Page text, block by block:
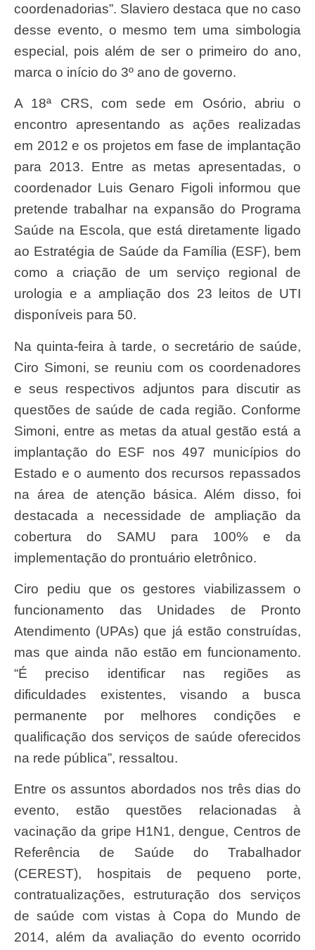
coordenadorias”. Slaviero destaca que no caso
desse evento, o mesmo tem uma simbologia
especial, pois além de ser o primeiro do ano,
marca o início do 3º ano de governo.
A 18ª CRS, com sede em Osório, abriu o
encontro apresentando as ações realizadas
em 2012 e os projetos em fase de implantação
para 2013. Entre as metas apresentadas, o
coordenador Luis Genaro Figoli informou que
pretende trabalhar na expansão do Programa
Saúde na Escola, que está diretamente ligado
ao Estratégia de Saúde da Família (ESF), bem
como a criação de um serviço regional de
urologia e a ampliação dos 23 leitos de UTI
disponíveis para 50.
Na quinta-feira à tarde, o secretário de saúde,
Ciro Simoni, se reuniu com os coordenadores
e seus respectivos adjuntos para discutir as
questões de saúde de cada região. Conforme
Simoni, entre as metas da atual gestão está a
implantação do ESF nos 497 municípios do
Estado e o aumento dos recursos repassados
na área de atenção básica. Além disso, foi
destacada a necessidade de ampliação da
cobertura do SAMU para 100% e da
implementação do prontuário eletrônico.
Ciro pediu que os gestores viabilizassem o
funcionamento das Unidades de Pronto
Atendimento (UPAs) que já estão construídas,
mas que ainda não estão em funcionamento.
“É preciso identificar nas regiões as
dificuldades existentes, visando a busca
permanente por melhores condições e
qualificação dos serviços de saúde oferecidos
na rede pública”, ressaltou.
Entre os assuntos abordados nos três dias do
evento, estão questões relacionadas à
vacinação da gripe H1N1, dengue, Centros de
Referência de Saúde do Trabalhador
(CEREST), hospitais de pequeno porte,
contratualizações, estruturação dos serviços
de saúde com vistas à Copa do Mundo de
2014, além da avaliação do evento ocorrido